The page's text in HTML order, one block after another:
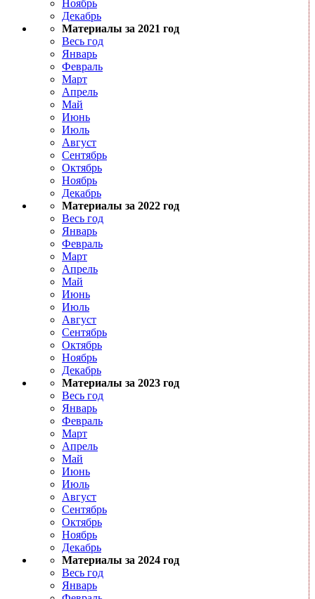
Ноябрь
Декабрь
Материалы за 2021 год
Весь год
Январь
Февраль
Март
Апрель
Май
Июнь
Июль
Август
Сентябрь
Октябрь
Ноябрь
Декабрь
Материалы за 2022 год
Весь год
Январь
Февраль
Март
Апрель
Май
Июнь
Июль
Август
Сентябрь
Октябрь
Ноябрь
Декабрь
Материалы за 2023 год
Весь год
Январь
Февраль
Март
Апрель
Май
Июнь
Июль
Август
Сентябрь
Октябрь
Ноябрь
Декабрь
Материалы за 2024 год
Весь год
Январь